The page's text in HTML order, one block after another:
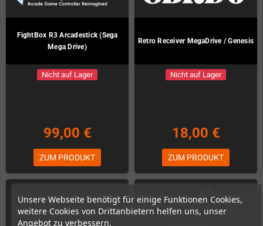
Unsere Webseite benötigt für einige Funktionen Cookies,
weitere Cookies von Drittanbietern helfen uns, unser
Angebot zu verbessern.
FightBox R3 Arcadestick (Sega
Mega Drive)
Nicht auf Lager
99,00 €
ZUM PRODUKT
Retro Receiver MegaDrive / Genesis
Nicht auf Lager
18,00 €
ZUM PRODUKT